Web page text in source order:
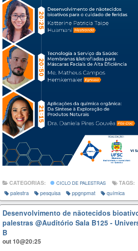
CATEGORIAS: CICLO DE PALESTRAS TAGS:
palestra
pesquisa ppgnpmat química
Desenvolvimento de nãotecidos
palestras @Auditório Sala B125 -
B
out 10@20:25